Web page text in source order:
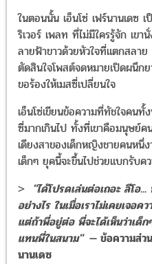
ในตอนนั้น เอ็นโซ่ เฟร์นานเดซ
ริเวอร์ เพลท ที่ไม่มีใครรู้จัก เขา
ลายฟ้าขาวด้วยหัวใจที่แตกสลา
ตัดสินใจโพสต์จดหมายเปิดผนึก
ขอร้องให้เมสซี่เปลี่ยนใจ
เอ็นโซ่เขียนข้อความที่ทัชใจคนทั้
ซี่มากเกินไป ทั้งที่เขาคือมนุษย์
เดียงสาของเด็กหญิงชายคนหนึ่
เด็กๆ ยุคนี้จะขึ้นไปช่วยแบกรับค
> "ได้โปรดเล่นต่อเถอะ ลีโอ
อย่างไร ในเมื่อเราไม่เคยเจอ
แต่ถ้าพี่อยู่ต่อ พี่จะได้เห็นว่าเด็
แทนพี่ในสนาม"— ข้อความส่วน
นานเดซ